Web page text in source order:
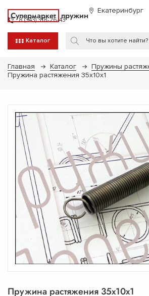
Супермаркет пружин Екатеринбург
8 (343) 318-26-43
Каталог
Главная Каталог
Пружины
Пружина растяжения 35х10х1
Пружина растяжения 35х10х1